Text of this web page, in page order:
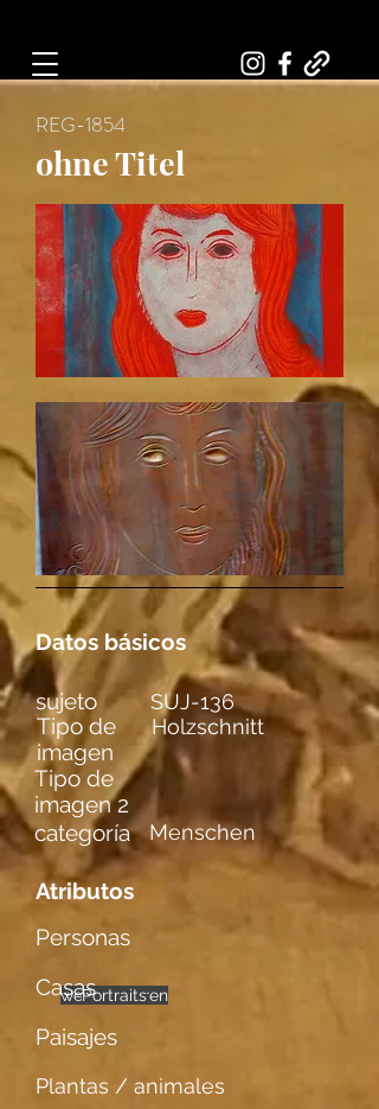
REG-1854
ohne Titel
Datos básicos
Tipo de
imagen
Holzschnitt
Tipo de
imagen 2
categoría
Menschen
Atributos
Personas
einzelne
weibl. Figuren
Portraits
Casas
Paisajes
Plantas / animales
sujeto SUJ-136